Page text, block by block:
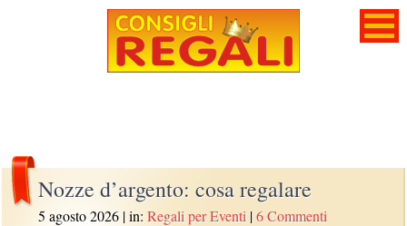
Nozze d’argento: cosa regalare
5 agosto 2026 | in:Regali per Eventi |6 Commenti